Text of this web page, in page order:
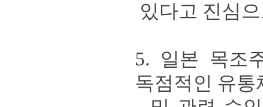
있다고 진심
5. 일본 목조
독점적인 유통